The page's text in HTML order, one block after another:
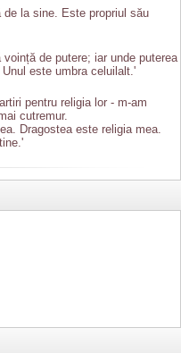
la sine. Este propriul său
de putere; iar unde puterea
este umbra celuilalt.'
pentru religia lor - m-am
cutremur.
Dragostea este religia mea.